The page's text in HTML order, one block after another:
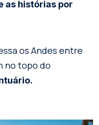
as histórias por
os Andes entre
no topo do